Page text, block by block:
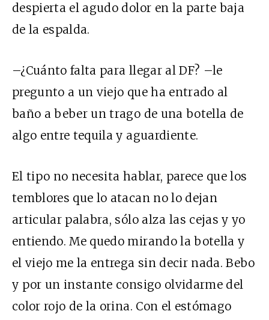
despierta el agudo dolor en la parte baja
de la espalda.
–¿Cuánto falta para llegar al DF? –le
pregunto a un viejo que ha entrado al
baño a beber un trago de una botella de
algo entre tequila y aguardiente.
El tipo no necesita hablar, parece que los
temblores que lo atacan no lo dejan
articular palabra, sólo alza las cejas y yo
entiendo. Me quedo mirando la botella y
el viejo me la entrega sin decir nada. Bebo
y por un instante consigo olvidarme del
color rojo de la orina. Con el estómago